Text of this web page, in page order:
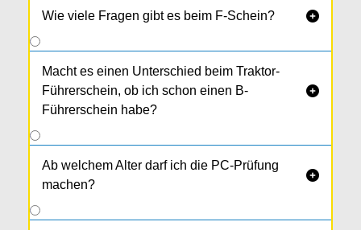
Wie viele Fragen gibt es beim F-Schein? 
Macht es einen Unterschied beim Traktor-
Führerschein, ob ich schon einen B-
Führerschein habe?

Ab welchem Alter darf ich die PC-Prüfung
machen?
